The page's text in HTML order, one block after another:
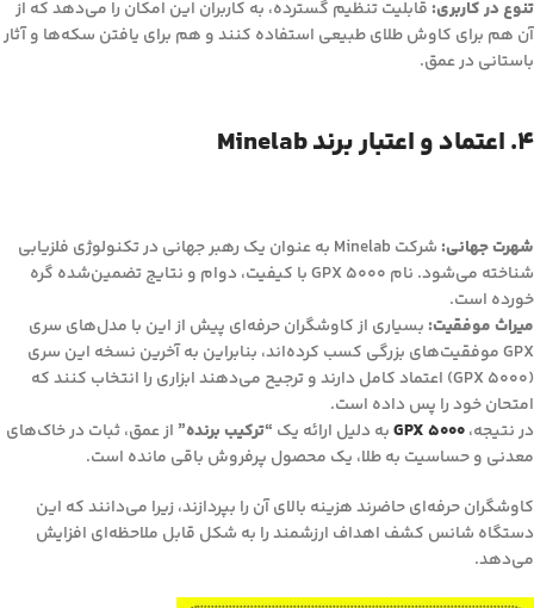
تنوع در کاربری: قابلیت تنظیم گسترده، به کاربران این امکان را می‌دهد که از
آن هم برای کاوش طلای طبیعی استفاده کنند و هم برای یافتن سکه‌ها و آثار
باستانی در عمق.
۴. اعتماد و اعتبار برند Minelab
شهرت جهانی:
شرکت Minelab به عنوان یک رهبر جهانی در تکنولوژی فلزیابی
شناخته می‌شود. نام GPX 5000 با کیفیت، دوام و نتایج تضمین‌شده گره
خورده است.
میراث موفقیت: بسیاری از کاوشگران حرفه‌ای پیش از این با مدل‌های سری
GPX موفقیت‌های بزرگی کسب کرده‌اند، بنابراین به آخرین نسخه این سری
(GPX 5000) اعتماد کامل دارند و ترجیح می‌دهند ابزاری را انتخاب کنند که
امتحان خود را پس داده است.
در نتیجه،GPX 5000به دلیل ارائه یک “ترکیب برنده” از عمق، ثبات در خاک‌های
معدنی و حساسیت به طلا، یک محصول پرفروش باقی مانده است.
کاوشگران حرفه‌ای حاضرند هزینه بالای آن را بپردازند، زیرا می‌دانند که این
دستگاه شانس کشف اهداف ارزشمند را به شکل قابل ملاحظه‌ای افزایش
می‌دهد.